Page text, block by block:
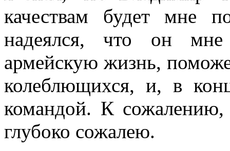
качествам будет мне
надеялся, что он
армейскую жизнь,
колеблющихся, и, в
командой. К
глубоко сожалею.